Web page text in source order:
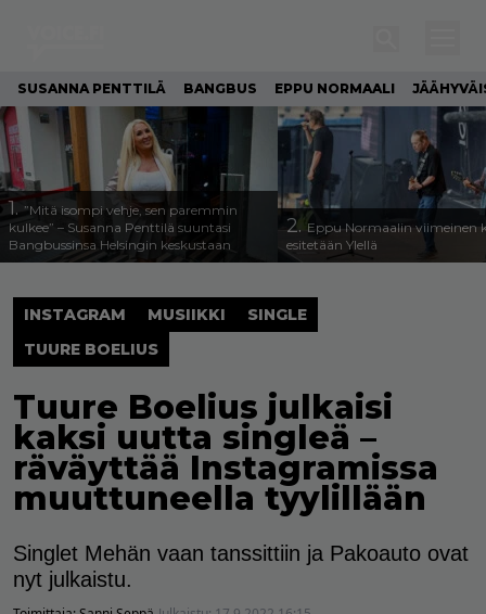
SUSANNA PENTTILÄ BANGBUS EPPU NORMAALI
1.”Mitä isompi vehje, sen paremmin
kulkee” – Susanna Penttilä suuntasi
Bangbussinsa Helsingin keskustaan
2. Eppu Normaalin viimeinen
esitetään Ylellä
INSTAGRAM MUSIIKKI
SINGLE
TUURE BOELIUS
Tuure Boelius julkaisi
kaksi uutta singleä –
räväyttää Instagramissa
muuttuneella tyylillään
Singlet Mehän vaan tanssittiin ja Pakoauto ovat
nyt julkaistu.